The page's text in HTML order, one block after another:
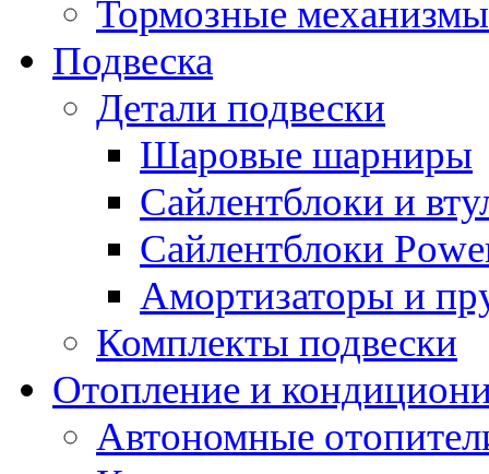
Тормозные механизмы
Подвеска
Детали подвески
Шаровые шарниры
Сайлентблоки и
Сайлентблоки
Амортизаторы и
Комплекты подвески
Отопление и
Автономные